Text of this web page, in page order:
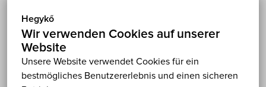
Hegykő
Wir verwenden Cookies auf unserer
Website
Unsere Website verwendet Cookies für ein
bestmögliches Benutzererlebnis und einen sicheren
(Magyar) ASP pályázat –
közlemény
Leider ist der Eintrag nur aufMagyarverfügbar.